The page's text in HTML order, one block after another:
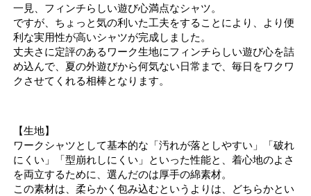
一見、フィンチらしい遊び心満点なシャツ。
ですが、ちょっと気の利いた工夫をすることにより、より便
利な実用性が高いシャツが完成しました。
丈夫さに定評のあるワーク生地にフィンチらしい遊び心を詰
め込んで、夏の外遊びから何気ない日常まで、毎日をワクワ
クさせてくれる相棒となります。
【生地】
ワークシャツとして基本的な「汚れが落としやすい」「破れ
にくい」「型崩れしにくい」といった性能と、着心地のよさ
を両立するために、選んだのは厚手の綿素材。
この素材は、柔らかく包み込むというよりは、どちらかとい